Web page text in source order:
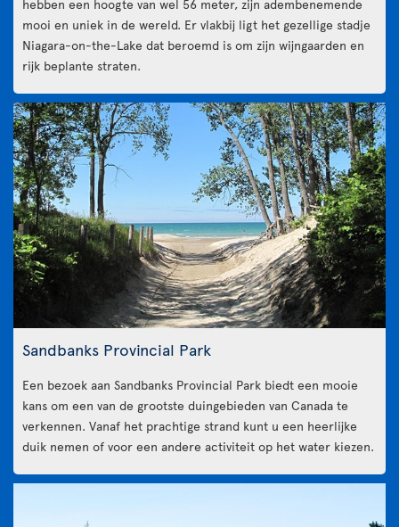
hebben een hoogte van wel 56 meter, zijn adembenemende
mooi en uniek in de wereld. Er vlakbij ligt het gezellige stadje
Niagara-on-the-Lake dat beroemd is om zijn wijngaarden en
rijk beplante straten.
Sandbanks Provincial Park
Een bezoek aan Sandbanks Provincial Park biedt een mooie
kans om een van de grootste duingebieden van Canada te
verkennen. Vanaf het prachtige strand kunt u een heerlijke
duik nemen of voor een andere activiteit op het water kiezen.